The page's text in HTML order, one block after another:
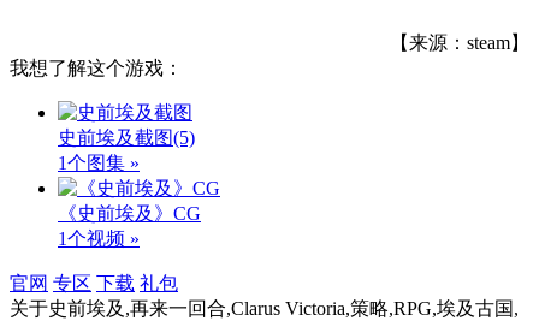
【来源：steam】
我想了解这个游戏：
史前埃及截图(5)
1个图集 »
《史前埃及》CG
1个视频 »
官网 专区 下载 礼包
关于史前埃及,再来一回合,Clarus Victoria,策略,RPG,埃及古国,